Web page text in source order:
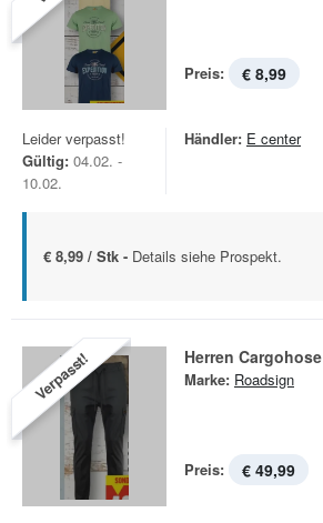
Preis: € 8,99
Leider verpasst!
Gültig: 04.02. -
10.02.
Händler: E center
€ 8,99 / Stk - Details siehe Prospekt.
Verpasst! Herren Cargohose
Marke: Roadsign
Preis: € 49,99